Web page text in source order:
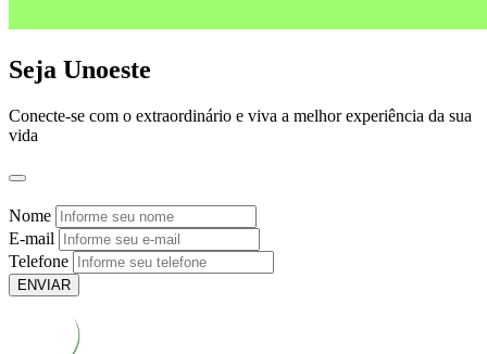
Seja Unoeste
Conecte-se com o extraordinário e viva a melhor experiência da sua
vida
Nome
E-mail
Telefone
ENVIAR